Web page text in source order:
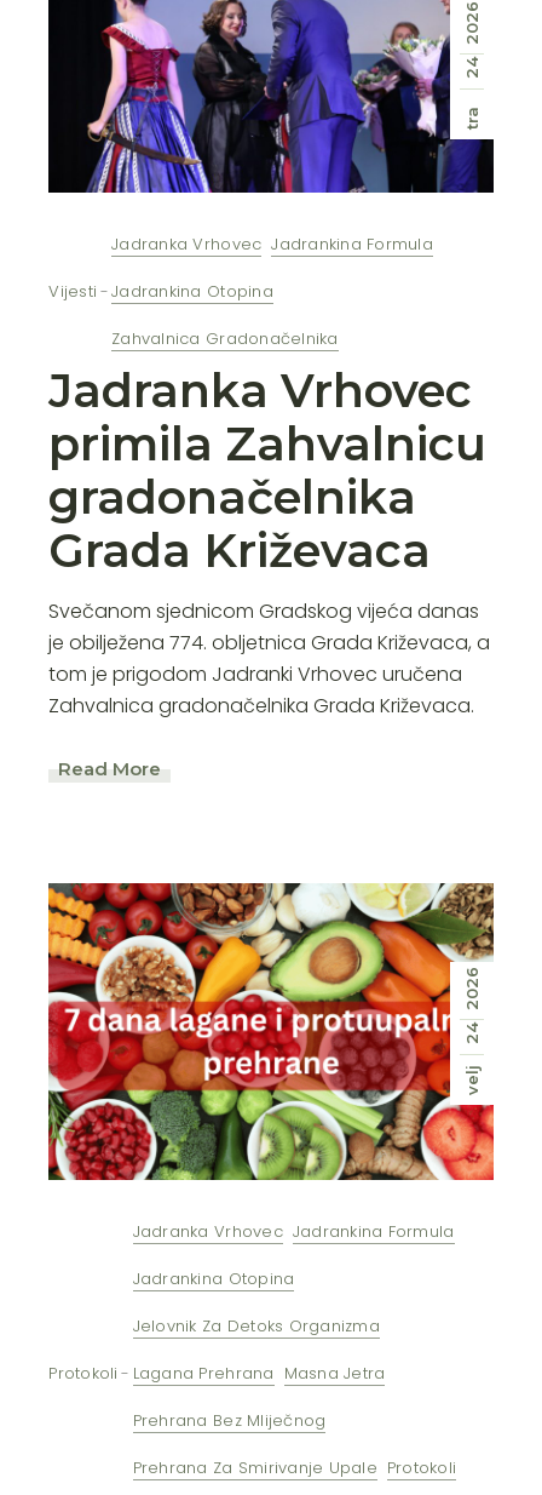
tra
24
2026
Vijesti
Jadranka Vrhovec Jadrankina Formula
Jadrankina Otopina
Zahvalnica Gradonačelnika
Jadranka Vrhovec
primila Zahvalnicu
gradonačelnika
Grada Križevaca
Svečanom sjednicom Gradskog vijeća danas
je obilježena 774. obljetnica Grada Križevaca, a
tom je prigodom Jadranki Vrhovec uručena
Zahvalnica gradonačelnika Grada Križevaca.
Read More
velj
24
2026
Protokoli
Jadranka Vrhovec Jadrankina Formula
Jadrankina Otopina
Jelovnik Za Detoks Organizma
Lagana Prehrana Masna Jetra
Prehrana Bez Mliječnog
Prehrana Za Smirivanje Upale Protokoli